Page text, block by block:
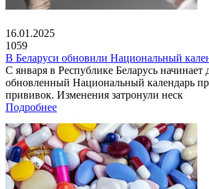
16.01.2025
1059
В Беларуси обновили Национальный
С января в Республике Беларусь начинает
обновленный Национальный календарь
прививок. Изменения затронули неск
Подробнее